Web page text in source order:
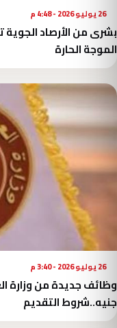
26 يوليو 2026 - 4:48 م
بشرى من الأرصاد
الموجة الحارة
26 يوليو 2026 - 3:40 م
جنيه..شروط التقديم